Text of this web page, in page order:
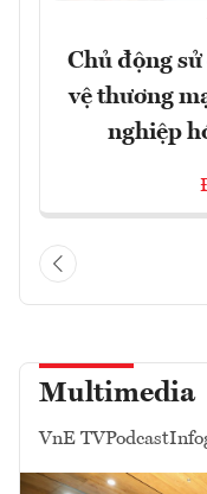
Chủ động
vệ thương
nghiệp
Multimedia
VnE TVPodcast